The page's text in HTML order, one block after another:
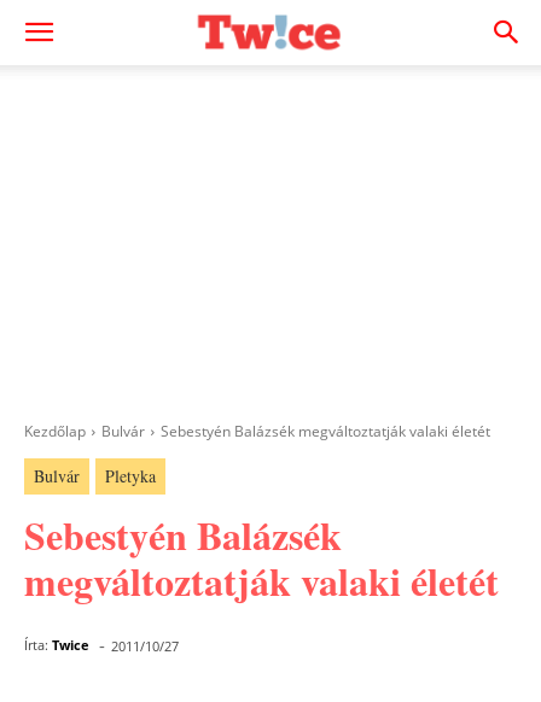
Kezdőlap Bulvár Sebestyén Balázsék megváltoztatják valaki életét
Bulvár Pletyka
Sebestyén Balázsék
megváltoztatják valaki életét
Írta: Twice - 2011/10/27